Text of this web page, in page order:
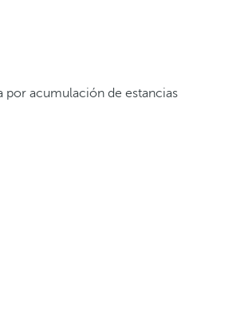
por acumulación de estancias